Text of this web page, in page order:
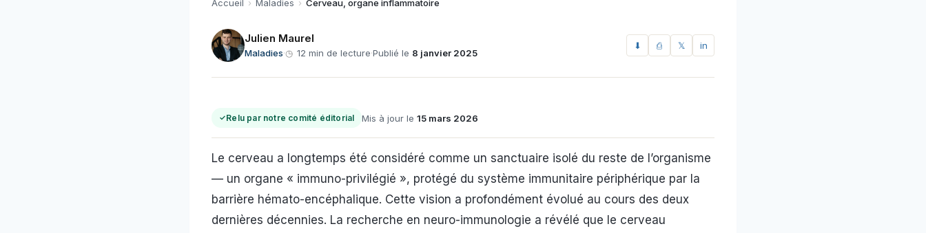
Accueil › Maladies › Cerveau, organe inflammatoire
Julien Maurel
Maladies· 12 min de lecture·Publié le 8 janvier 2025
⬇ ⎙ 𝕏 in
Relu par notre comité éditorial Mis à jour le15 mars 2026
Le cerveau a longtemps été considéré comme un sanctuaire isolé du reste de l’organisme
— un organe « immuno-privilégié », protégé du système immunitaire périphérique par la
barrière hémato-encéphalique. Cette vision a profondément évolué au cours des deux
dernières décennies. La recherche en neuro-immunologie a révélé que le cerveau